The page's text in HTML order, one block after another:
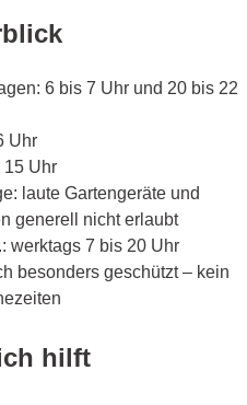
6 bis 7 Uhr und 20 bis 22
Uhr
15 Uhr
laute Gartengeräte und
generell nicht erlaubt
werktags 7 bis 20 Uhr
besonders geschützt – kein
hilft